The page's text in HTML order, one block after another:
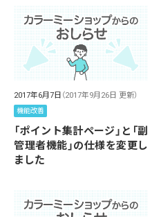
2017年6月7日 （2017年9月26日 更新）
機能改善
「ポイント集計ページ」と「副
管理者機能」の仕様を変更し
ました